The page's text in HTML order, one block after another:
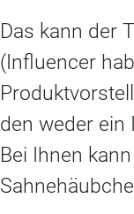
Das kann der
(Influencer
den weder
Bei Ihnen